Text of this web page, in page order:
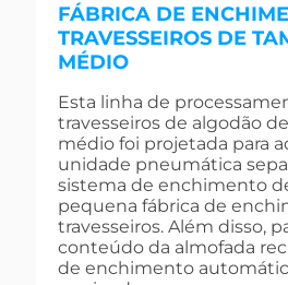
FÁBRICA DE
TRAVESSEIROS DE
MÉDIO
Esta linha de
travesseiros de algodão
médio foi projetada para
unidade pneumática
sistema de enchimento
pequena fábrica de
travesseiros. Além disso,
conteúdo da almofada
de enchimento